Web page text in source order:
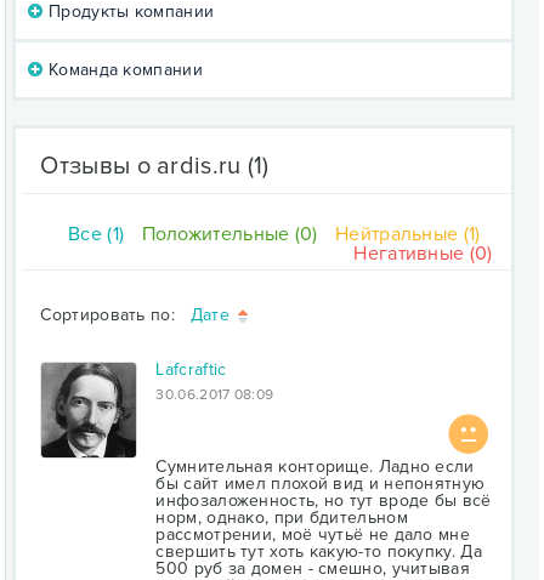
Продукты компании
Команда компании
Отзывы о ardis.ru (1)
Все (1) Положительные (0)
Нейтральные (1)
Негативные (0)
Сортировать по: Дате
Lafcraftic
30.06.2017 08:09
Сумнительная конторище. Ладно если
бы сайт имел плохой вид и непонятную
инфозаложенность, но тут вроде бы всё
норм, однако, при бдительном
рассмотрении, моё чутьё не дало мне
свершить тут хоть какую-то покупку. Да
500 руб за домен - смешно, учитывая